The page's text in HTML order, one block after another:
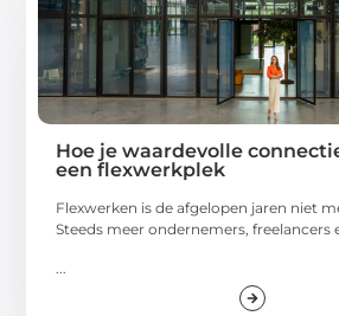
Hoe je waardevolle
een flexwerkplek
Flexwerken is de afgelopen jaren niet
Steeds meer ondernemers, freelancers